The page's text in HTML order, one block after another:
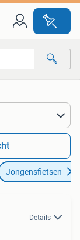
Jongensfietsen
Details